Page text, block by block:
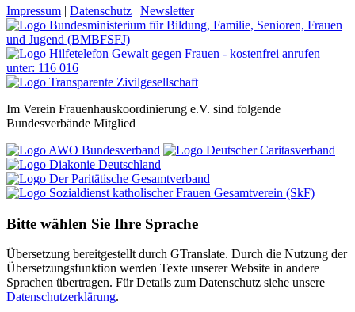
Impressum | Datenschutz | Newsletter
Im Verein Frauenhauskoordinierung e.V. sind folgende
Bundesverbände Mitglied
Bitte wählen Sie Ihre Sprache
Übersetzung bereitgestellt durch GTranslate. Durch die Nutzung der
Übersetzungsfunktion werden Texte unserer Website in andere
Sprachen übertragen. Für Details zum Datenschutz siehe unsere
Datenschutzerklärung.